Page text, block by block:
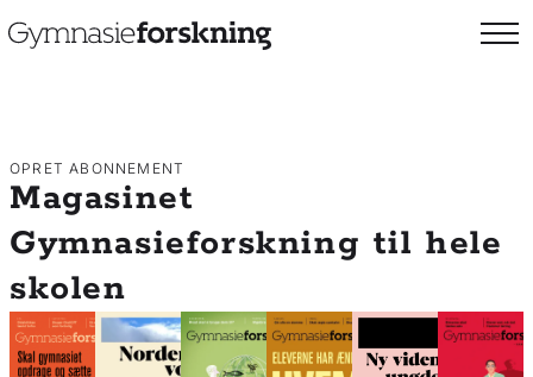
OPRET ABONNEMENT
Magasinet
Gymnasieforskning til hele
skolen